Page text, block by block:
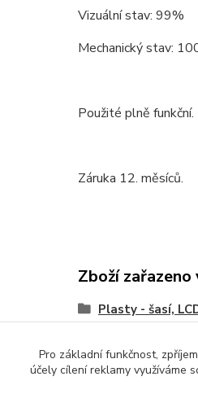
Vizuální stav: 99%
Mechanický stav:
Použité plně funkční.
Záruka 12. měsíců.
Zboží
Plasty - šasí,
Pro základní funkčnost,
účely cílení reklamy využíváme